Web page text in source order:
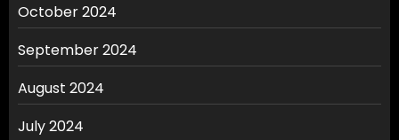
October 2024
September 2024
August 2024
July 2024